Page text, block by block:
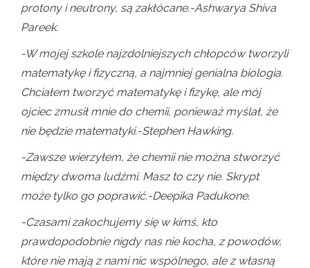
protony i neutrony, są zakłócane.-Ashwarya Shiva
Pareek.
-W mojej szkole najzdolniejszych chłopców tworzyli
matematykę i fizyczną, a najmniej genialna biologia.
Chciałem tworzyć matematykę i fizykę, ale mój
ojciec zmusił mnie do chemii, ponieważ myślał, że
nie będzie matematyki.-Stephen Hawking.
-Zawsze wierzyłem, że chemii nie można stworzyć
między dwoma ludźmi. Masz to czy nie. Skrypt
może tylko go poprawić.-Deepika Padukone.
-Czasami zakochujemy się w kimś, kto
prawdopodobnie nigdy nas nie kocha, z powodów,
które nie mają z nami nic wspólnego, ale z własną